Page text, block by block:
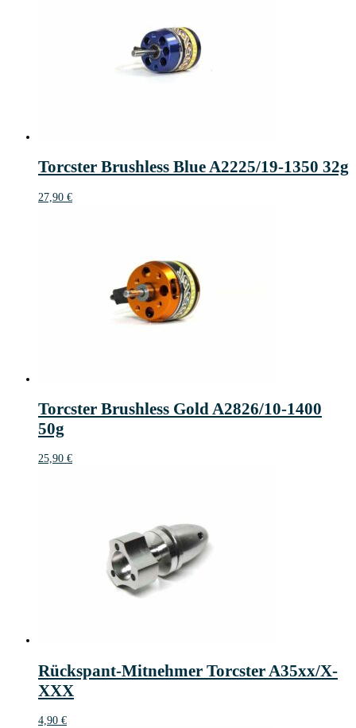
Torcster Brushless Blue A2225/19-1350 32g
27,90 €
Torcster Brushless Gold A2826/10-1400
50g
25,90 €
Rückspant-Mitnehmer Torcster A35xx/X-
XXX
4,90 €